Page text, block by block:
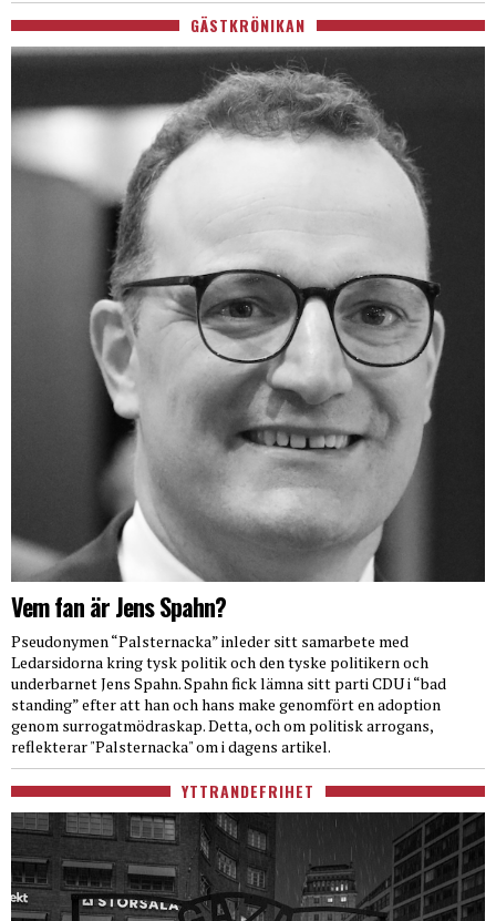
GÄSTKRÖNIKAN
Vem fan är Jens Spahn?
Pseudonymen “Palsternacka” inleder sitt samarbete med
Ledarsidorna kring tysk politik och den tyske politikern och
underbarnet Jens Spahn. Spahn fick lämna sitt parti CDU i “bad
standing” efter att han och hans make genomfört en adoption
genom surrogatmödraskap. Detta, och om politisk arrogans,
reflekterar "Palsternacka" om i dagens artikel.
YTTRANDEFRIHET